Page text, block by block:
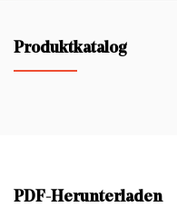
Produktkatalog
PDF-Herunterladen